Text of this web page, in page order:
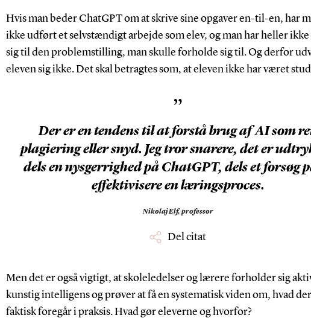
Hvis man beder ChatGPT om at skrive sine opgaver en-til-en, har
ikke udført et selvstændigt arbejde som elev, og man har heller
sig til den problemstilling, man skulle forholde sig til. Og derfor
eleven sig ikke. Det skal betragtes som, at eleven ikke har været
”
Der er en tendens til at forstå brug af AI som
plagiering eller snyd. Jeg tror snarere, det er
dels en nysgerrighed på ChatGPT, dels et forsøg
effektivisere en læringsproces.
Nikolaj Elf,professor
Del citat
Men det er også vigtigt, at skoleledelser og lærere forholder sig
kunstig intelligens og prøver at få en systematisk viden om, hvad
faktisk foregår i praksis. Hvad gør eleverne og hvorfor?